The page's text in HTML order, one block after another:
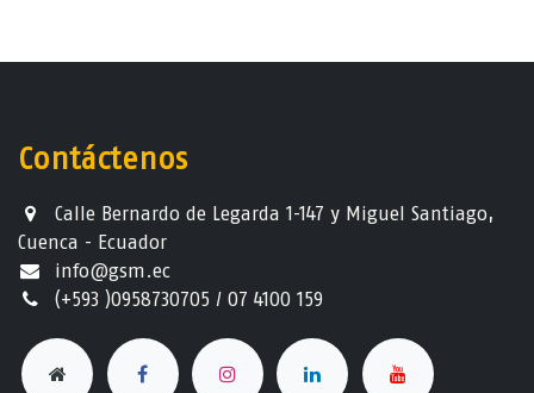
Contáctenos
Calle Bernardo de Legarda 1-147 y Miguel Santiago,
Cuenca - Ecuador
info@gsm.ec​
(+593 )0958730705 / 07 4100 159